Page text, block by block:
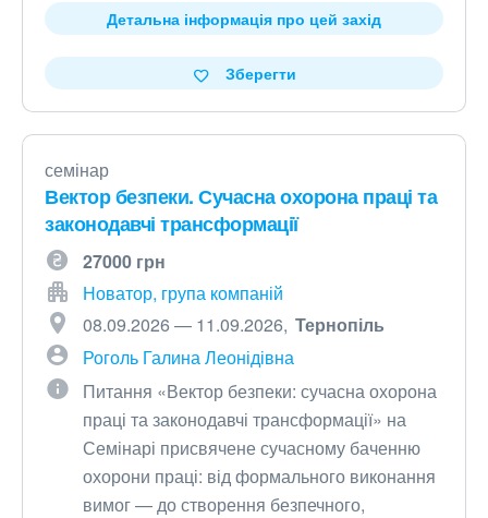
Детальна інформація про цей захід
Зберегти
семінар
Вектор безпеки. Сучасна охорона праці та
законодавчі трансформації
27000 грн
Новатор, група компаній
08.09.2026 — 11.09.2026 Тернопіль
Роголь Галина Леонідівна
Питання «Вектор безпеки: сучасна охорона
праці та законодавчі трансформації» на
Семінарі присвячене сучасному баченню
охорони праці: від формального виконання
вимог — до створення безпечного,